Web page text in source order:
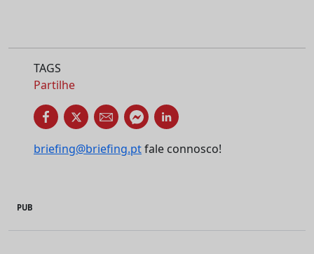
TAGS
Partilhe
briefing@briefing.ptfale connosco!
PUB